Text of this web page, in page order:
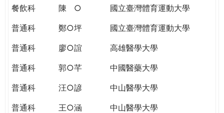
CITIZENSHIP
餐飲科
陳 ○
國立臺灣體育運動大學
普通科
鄭○坪
國立臺灣體育運動大學
普通科
廖○誼
高雄醫學大學
普通科
郭○芊
中國醫藥大學
普通科
汪○諺
中山醫學大學
普通科
王○涵
中山醫學大學